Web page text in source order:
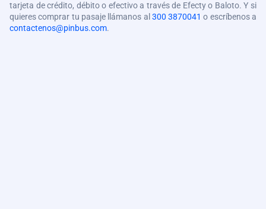
tarjeta de crédito, débito o efectivo a través de Efecty o Baloto. Y si
quieres comprar tu pasaje llámanos al 300 3870041 o escríbenos a
contactenos@pinbus.com.